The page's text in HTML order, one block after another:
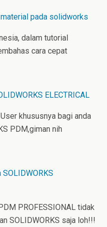
pada solidworks
dalam tutorial
cara cepat
ELECTRICAL
khususnya bagi anda
PDM,giman nih
PROFESSIONAL tidak
SOLIDWORKS saja loh!!!